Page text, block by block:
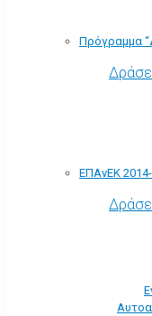
Πρόγραμμα
ΕΠΑνΕΚ